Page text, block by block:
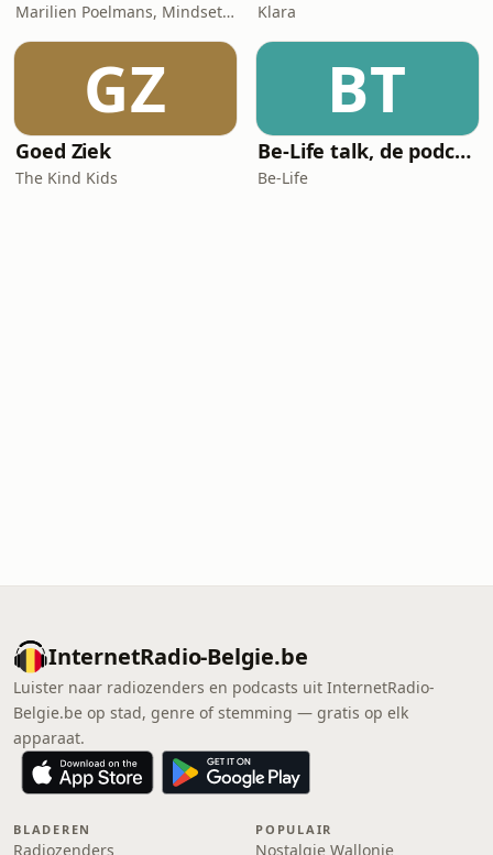
Marilien Poelmans, Mindset Mentor, Founder of the Mindset Shift Academy Klara
GZ
Goed Ziek
The Kind Kids
BT
Be-Life talk, de podcast die de gezondheid van vrouwen in beweging zet!
Be-Life
InternetRadio-Belgie.be
Luister naar radiozenders en podcasts uit InternetRadio-
Belgie.be op stad, genre of stemming — gratis op elk
apparaat.
BLADEREN
Radiozenders
POPULAIR
Nostalgie Wallonie